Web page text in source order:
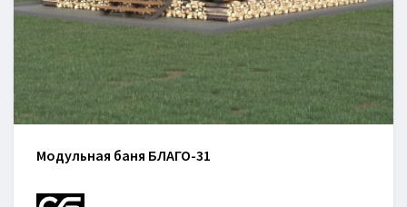
Модульная баня БЛАГО-31